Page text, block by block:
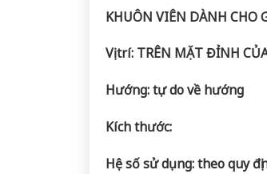
KHUÔN VIÊN DÀNH CHO
Vị trí: TRÊN MẶT ĐỈNH
Hướng: tự do về hướng
Kích thước:
Hệ số sử dụng: theo quy